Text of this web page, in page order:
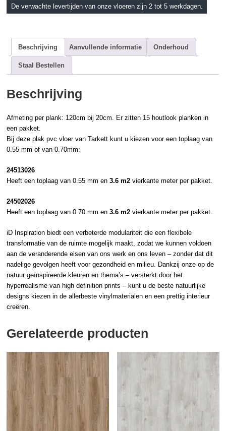
De verwachte levertijden van onze vloeren zijn 2 tot 5 werkdagen.
Beschrijving Aanvullende informatie Onderhoud
Staal Bestellen
Beschrijving
Afmeting per plank: 120cm bij 20cm. Er zitten 15houtlook planken in
een pakket.
Bij dezeplak pvc vloer vanTarkett kunt u kiezen voor een toplaag van
0.55 mm of van 0.70mm:
24513026
Heeft een toplaag van 0.55 mm en3.6 m2 vierkante meter per pakket.
24502026
Heeft een toplaag van 0.70 mm en3.6 m2 vierkante meter per pakket.
iD Inspiration biedt een verbeterde modulariteit die een flexibele
transformatie van de ruimte mogelijk maakt, zodat we kunnen voldoen
aan de veranderende eisen van ons werk en ons leven – zonder dat dit
nadelige gevolgen heeft voor gezondheid en milieu. Dankzij onze op de
natuur geïnspireerde kleuren en thema’s – versterkt door het
hyperrealisme van high definition prints – kunt u de beste natuurlijke
designs kiezen in de allerbeste vinylmaterialen en een prettig interieur
creëren.
Gerelateerde producten